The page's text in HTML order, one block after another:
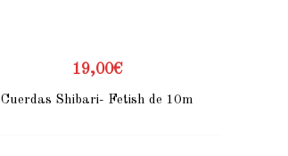
19,00€
Cuerdas Shibari- Fetish de 10m